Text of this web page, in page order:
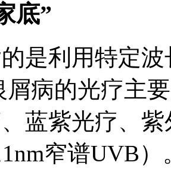
底”
是利用特定
屑病的光疗主
蓝紫光疗、
窄谱UVB